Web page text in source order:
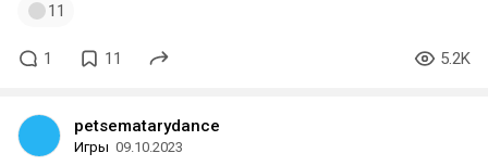
11
1 11 5.2K
petsematarydance
Игры 09.10.2023